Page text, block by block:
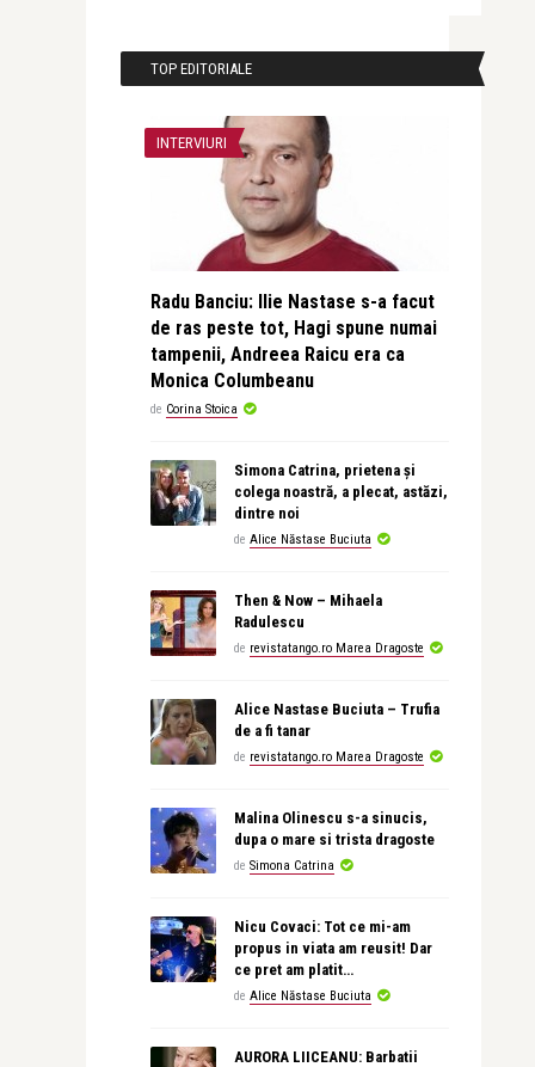
TOP EDITORIALE
INTERVIURI
Radu Banciu: Ilie Nastase s-a facut
de ras peste tot, Hagi spune numai
tampenii, Andreea Raicu era ca
Monica Columbeanu
de Corina Stoica
Simona Catrina, prietena și
colega noastră, a plecat, astăzi,
dintre noi
de Alice Năstase Buciuta
Then & Now – Mihaela
Radulescu
de revistatango.ro Marea Dragoste
Alice Nastase Buciuta – Trufia
de a fi tanar
de revistatango.ro Marea Dragoste
Malina Olinescu s-a sinucis,
dupa o mare si trista dragoste
de Simona Catrina
Nicu Covaci: Tot ce mi-am
propus in viata am reusit! Dar
ce pret am platit…
de Alice Năstase Buciuta
AURORA LIICEANU: Barbatii